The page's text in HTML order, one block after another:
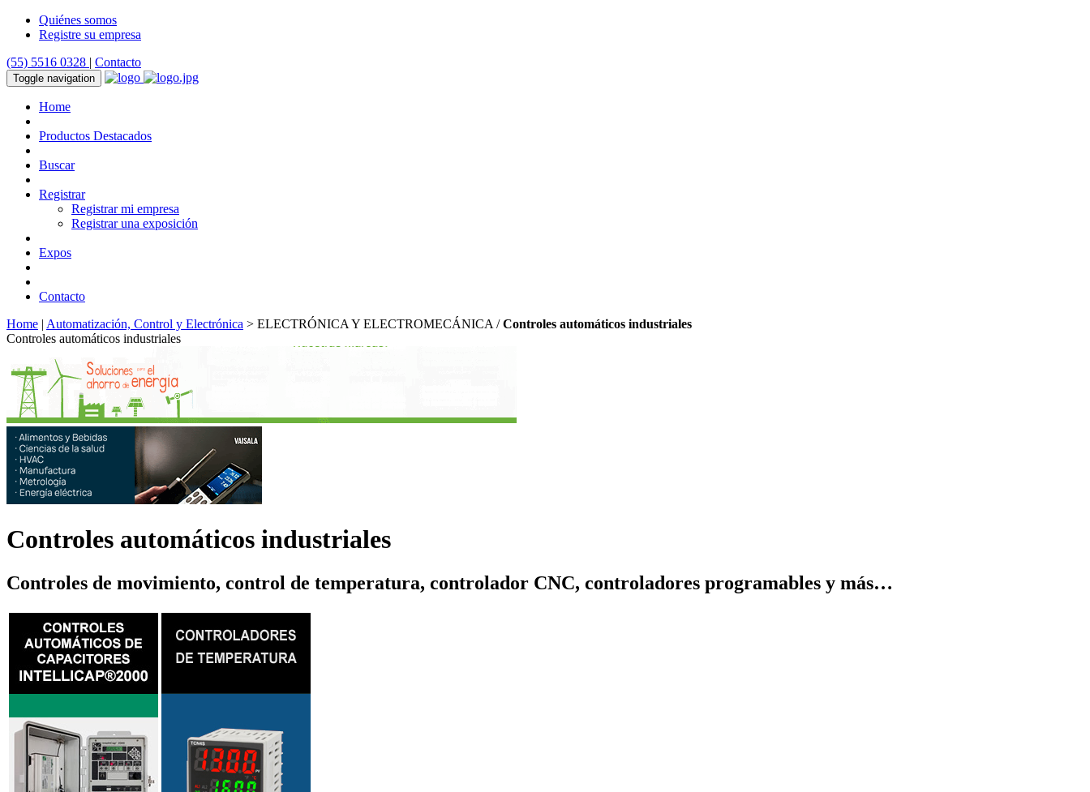
Quiénes somos
Registre su empresa
(55) 5516 0328 | Contacto
Toggle navigation
Home
Productos Destacados
Buscar
Registrar
Registrar mi empresa
Registrar una exposición
Expos
Contacto
Home | Automatización, Control y Electrónica > ELECTRÓNICA Y ELECTROMECÁNICA /Controles automáticos industriales
Controles automáticos industriales
Controles automáticos industriales
Controles de movimiento, control de temperatura, controlador CNC, controladores programables y más…